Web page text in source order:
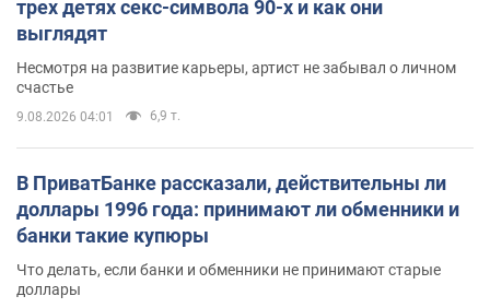
трех детях секс-символа 90-х и как они
выглядят
Несмотря на развитие карьеры, артист не забывал о личном
счастье
9.08.2026 04:01 6,9 т.
В ПриватБанке рассказали, действительны ли
доллары 1996 года: принимают ли обменники и
банки такие купюры
Что делать, если банки и обменники не принимают старые
доллары